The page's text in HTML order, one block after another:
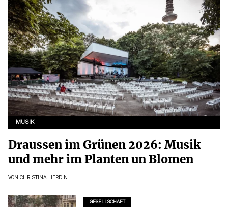
MUSIK
Draussen im Grünen 2026: Musik
und mehr im Planten un Blomen
VON CHRISTINA HERDIN
GESELLSCHAFT